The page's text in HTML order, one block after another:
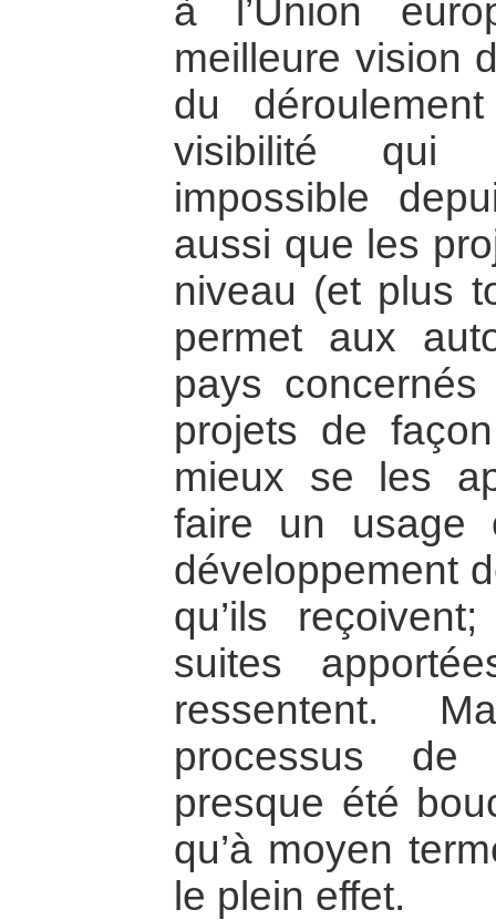
à l’Union
meilleure vision
du
visibilité qui
impossible
aussi que les
niveau (et plus
permet aux
pays
projets de
mieux se les
faire un usage
développement
qu’ils
suites
ressentent.
processus de
presque été
qu’à moyen
le plein effet.